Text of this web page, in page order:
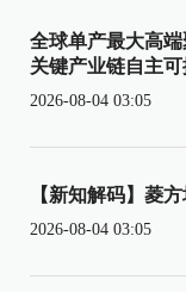
全球单产最大高
关键产业链自主
2026-08-04 03:05
【新知解码】菱
2026-08-04 03:05